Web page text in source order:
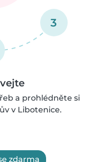
3
a prohlédněte si
v Libotenice.
zdarma